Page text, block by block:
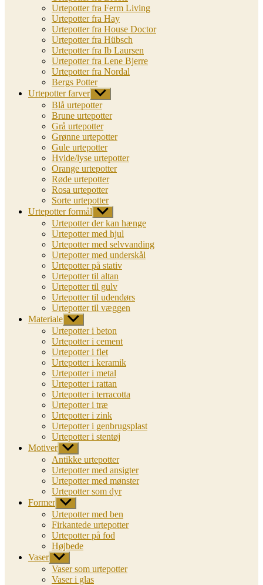
Urtepotter fra Ferm Living
Urtepotter fra Hay
Urtepotter fra House Doctor
Urtepotter fra Hübsch
Urtepotter fra Ib Laursen
Urtepotter fra Lene Bjerre
Urtepotter fra Nordal
Bergs Potter
Urtepotter farver Vis
undermenu
Blå urtepotter
Brune urtepotter
Grå urtepotter
Grønne urtepotter
Gule urtepotter
Hvide/lyse urtepotter
Orange urtepotter
Røde urtepotter
Rosa urtepotter
Sorte urtepotter
Urtepotter formål Vis
undermenu
Urtepotter der kan hænge
Urtepotter med hjul
Urtepotter med selvvanding
Urtepotter med underskål
Urtepotter på stativ
Urtepotter til altan
Urtepotter til gulv
Urtepotter til udendørs
Urtepotter til væggen
Materiale Vis
undermenu
Urtepotter i beton
Urtepotter i cement
Urtepotter i flet
Urtepotter i keramik
Urtepotter i metal
Urtepotter i rattan
Urtepotter i terracotta
Urtepotter i træ
Urtepotter i zink
Urtepotter i genbrugsplast
Urtepotter i stentøj
Motiver Vis
undermenu
Antikke urtepotter
Urtepotter med ansigter
Urtepotter med mønster
Urtepotter som dyr
Former Vis
undermenu
Urtepotter med ben
Firkantede urtepotter
Urtepotter på fod
Højbede
Vaser Vis
undermenu
Vaser som urtepotter
Vaser i glas